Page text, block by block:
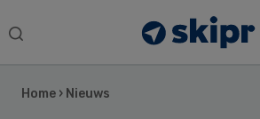
Search
Home › Nieuws
Sidebar